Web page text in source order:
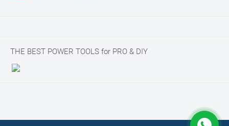
THE BEST POWER TOOLS for PRO & DIY